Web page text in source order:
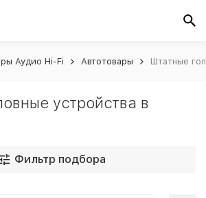
Аудио Hi-Fi Автотовары Штатные
устройства в
Фильтр подбора